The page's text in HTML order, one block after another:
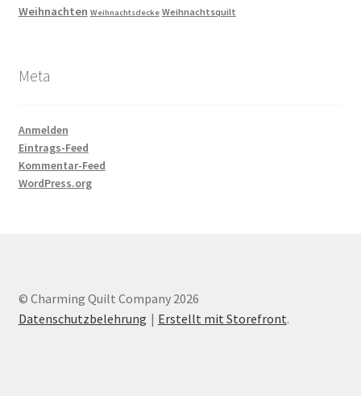
Weihnachten Weihnachtsdecke Weihnachtsquilt
Meta
Anmelden
Eintrags-Feed
Kommentar-Feed
WordPress.org
© Charming Quilt Company 2026
Datenschutzbelehrung
Erstellt mit Storefront.